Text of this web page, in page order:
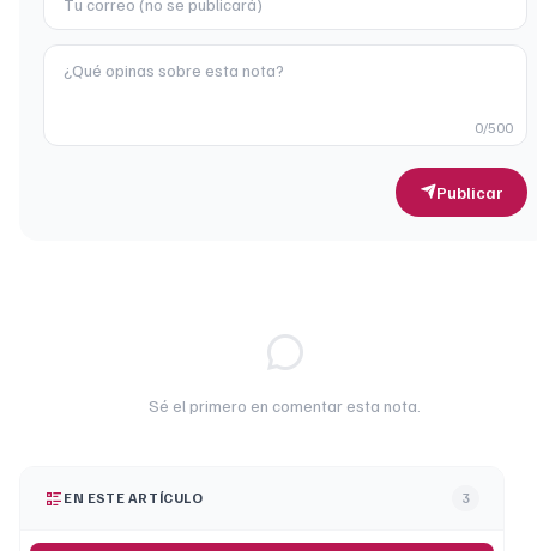
0/500
Publicar
Sé el primero en comentar esta nota.
EN ESTE ARTÍCULO 3